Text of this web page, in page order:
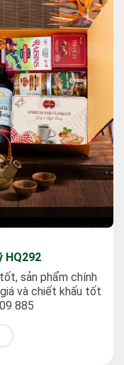
HQ292
sản phẩm chính
và chiết khấu tốt
885